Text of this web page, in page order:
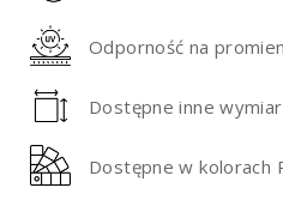
Odporność na
Dostępne inne
Dostępne w kolorach